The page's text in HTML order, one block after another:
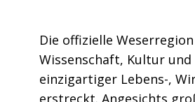
Die offizielle
Wissenschaft, Kultur
einzigartiger Lebens-,